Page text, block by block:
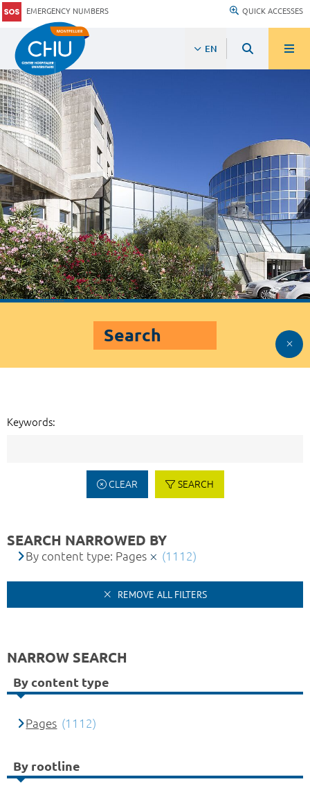
EMERGENCY NUMBERS QUICK ACCESSES
EN
Search
Keywords:
CLEAR SEARCH
SEARCH NARROWED BY
By content type: Pages (1112)
REMOVE ALL FILTERS
NARROW SEARCH
By content type
Pages (1112)
By rootline